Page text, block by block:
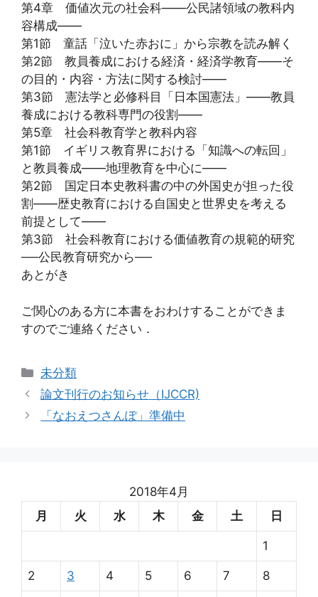
第4章 価値次元の社会科――公民諸領域の教科内
容構成――
第1節 童話「泣いた赤おに」から宗教を読み解く
第2節 教員養成における経済・経済学教育――そ
の目的・内容・方法に関する検討――
第3節 憲法学と必修科目「日本国憲法」――教員
養成における教科専門の役割――
第5章 社会科教育学と教科内容
第1節 イギリス教育界における「知識への転回」
と教員養成――地理教育を中心に――
第2節 国定日本史教科書の中の外国史が担った役
割――歴史教育における自国史と世界史を考える
前提として――
第3節 社会科教育における価値教育の規範的研究
──公民教育研究から──
あとがき
ご関心のある方に本書をおわけすることができま
すのでご連絡ください．
カ
テ
ゴ
リ
未分類
論文刊行のお知らせ（IJCCR)
「なおえつさんぽ」準備中
2018年4月
月
火 水 木 金 土 日
1
2 3 4 5 6 7 8